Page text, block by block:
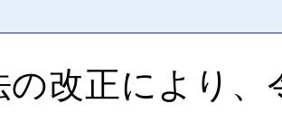
改正により、